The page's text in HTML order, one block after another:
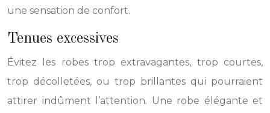
une sensation de confort.
Tenues excessives
Évitez les robes trop extravagantes, trop courtes,
trop décolletées, ou trop brillantes qui pourraient
attirer indûment l’attention. Une robe élégante et